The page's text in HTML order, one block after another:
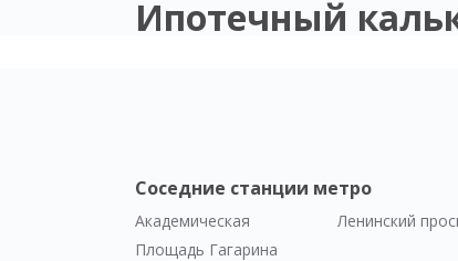
Ипотечный
Соседние станции метро
Академическая Ленинский
Площадь Гагарина